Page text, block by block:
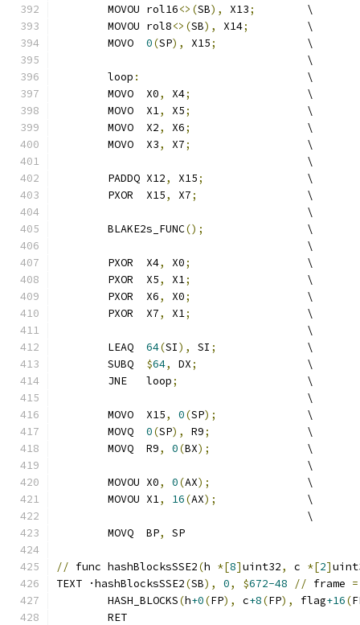
	MOVOU rol16
<>(SB), X13;
        \
	MOVOU rol8
<>(SB), X14;
         \
	MOVO
0(SP), X15;
              \
	                               \
	loop
:
                          \
	MOVO  X0
, X4;
                  \
	MOVO  X1
, X5;
                  \
	MOVO  X2
, X6;
                  \
	MOVO  X3
, X7;
                  \
	                               \
	PADDQ X12
, X15;
                \
	PXOR  X15
, X7;
                 \
	                               \
	BLAKE2s_FUNC
();
                \
	                               \
	PXOR  X4
, X0;
                  \
	PXOR  X5
, X1;
                  \
	PXOR  X6
, X0;
                  \
	PXOR  X7
, X1;
                  \
	                               \
	LEAQ
64(SI), SI ;
              \
	SUBQ
$64, DX;
                 \
	JNE   loop
;
                    \
	                               \
	MOVO  X15
, 0(SP);
              \
	MOVQ
0(SP), R9;
               \
	MOVQ  R9
, 0(BX);
               \
	                               \
	MOVOU X0
, 0(AX);
               \
	MOVOU X1
, 16(AX);
              \
	                               \
	MOVQ  BP
, SP
// func hashBlocksSSE2(h *[8]uint32, c *[2]
TEXT ·hashBlocksSSE2(SB), 0, $672-48 // frame =
	HASH_BLOCKS
(h+0(FP), c+8(FP), flag+16(
	RET